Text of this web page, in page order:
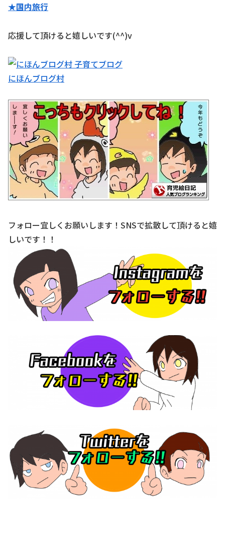
★国内旅行
応援して頂けると嬉しいです(^^)v
にほんブログ村
フォロー宜しくお願いします！SNSで拡散して頂けると嬉
しいです！！